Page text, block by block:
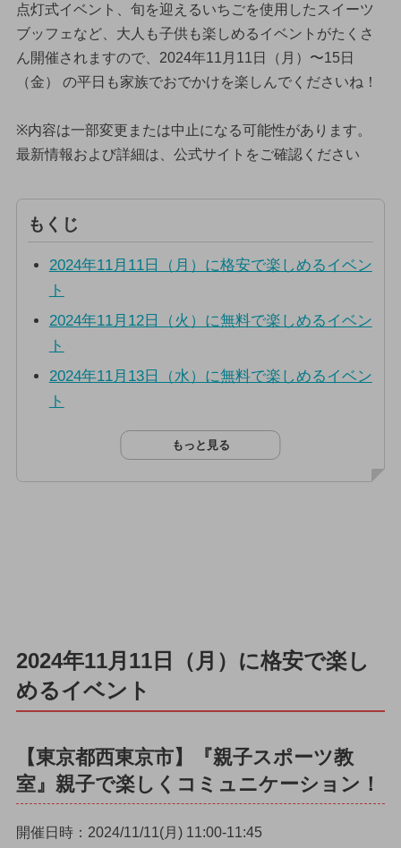
点灯式イベント、旬を迎えるいちごを使用したスイーツ
ブッフェなど、大人も子供も楽しめるイベントがたくさ
ん開催されますので、2024年11月11日（月）〜15日
（金） の平日も家族でおでかけを楽しんでくださいね！
※内容は一部変更または中止になる可能性があります。
最新情報および詳細は、公式サイトをご確認ください
もくじ
2024年11月11日（月）に格安で楽しめるイベン
ト
2024年11月12日（火）に無料で楽しめるイベン
ト
2024年11月13日（水）に無料で楽しめるイベン
ト
もっと見る
2024年11月11日（月）に格安で楽し
めるイベント
【東京都西東京市】『親子スポーツ教
室』親子で楽しくコミュニケーション！
開催日時：2024/11/11(月) 11:00-11:45